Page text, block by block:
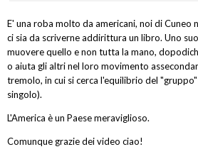
E' una roba molto da americani, noi di Cuneo
ci sia da scriverne addirittura un libro. Uno
muovere quello e non tutta la mano,
o aiuta gli altri nel loro movimento
tremolo, in cui si cerca l'equilibrio del
singolo).
L'America è un Paese meraviglioso.
Comunque grazie dei video ciao!